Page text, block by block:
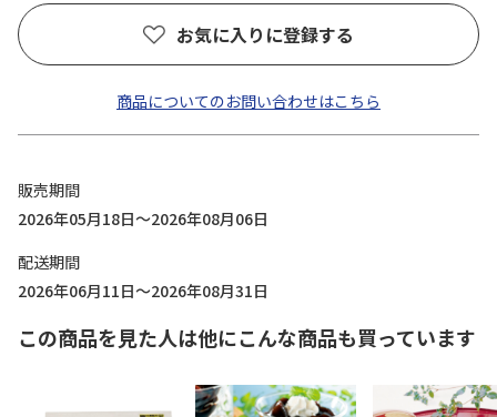
お気に入りに登録する
商品についてのお問い合わせはこちら
販売期間
2026年05月18日～2026年08月06日
配送期間
2026年06月11日～2026年08月31日
この商品を見た人は他にこんな商品も買っています